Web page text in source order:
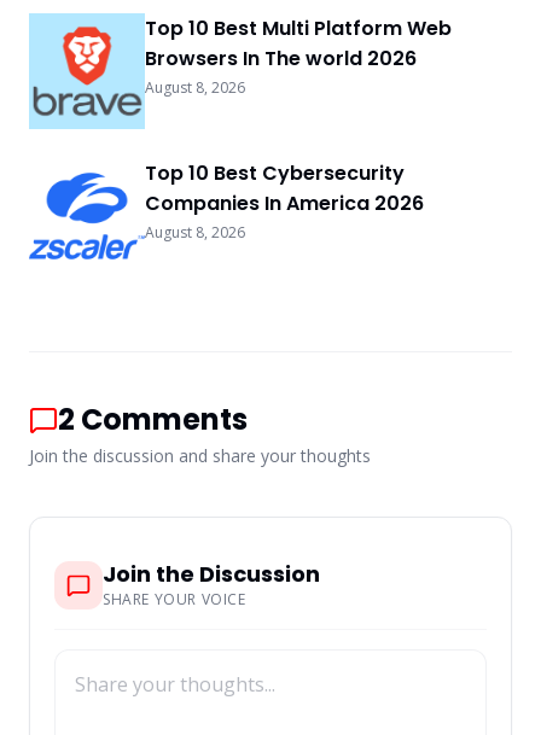
Top 10 Best Multi Platform Web
Browsers In The world 2026
August 8, 2026
Top 10 Best Cybersecurity
Companies In America 2026
August 8, 2026
2 Comments
Join the discussion and share your thoughts
Join the Discussion
SHARE YOUR VOICE